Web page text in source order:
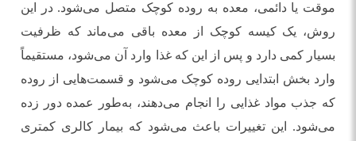
موقت یا دائمی، معده به روده کوچک متصل می‌شود. در این
روش، یک کیسه کوچک از معده باقی می‌ماند که ظرفیت
بسیار کمی دارد و پس از این که غذا وارد آن می‌شود، مستقیماً
وارد بخش ابتدایی روده کوچک می‌شود و قسمت‌هایی از روده
که جذب مواد غذایی را انجام می‌دهند، به‌طور عمده دور زده
می‌شود. این تغییرات باعث می‌شود که بیمار کالری کمتری